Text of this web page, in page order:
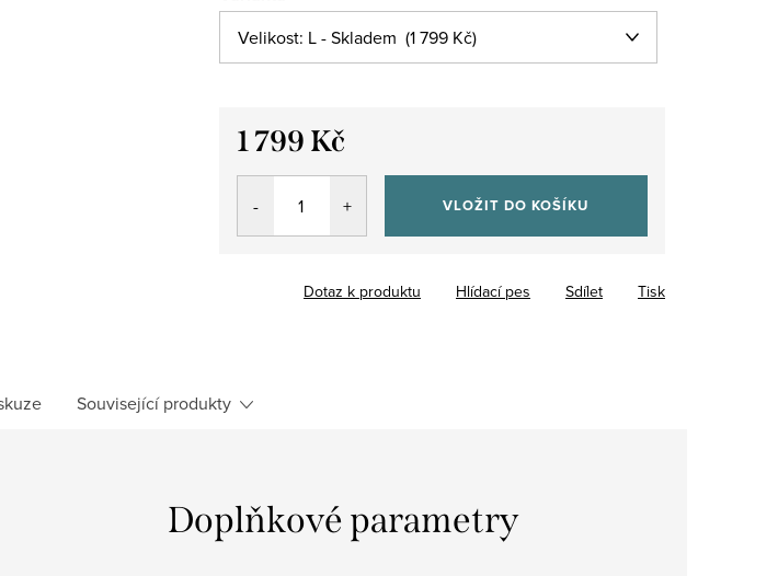
1 799 Kč
Měrná
VLOŽIT DO KOŠÍKU
Tisk
Dotaz k produktu Hlídací pes Sdílet
Související produkty
Doplňkové parametry